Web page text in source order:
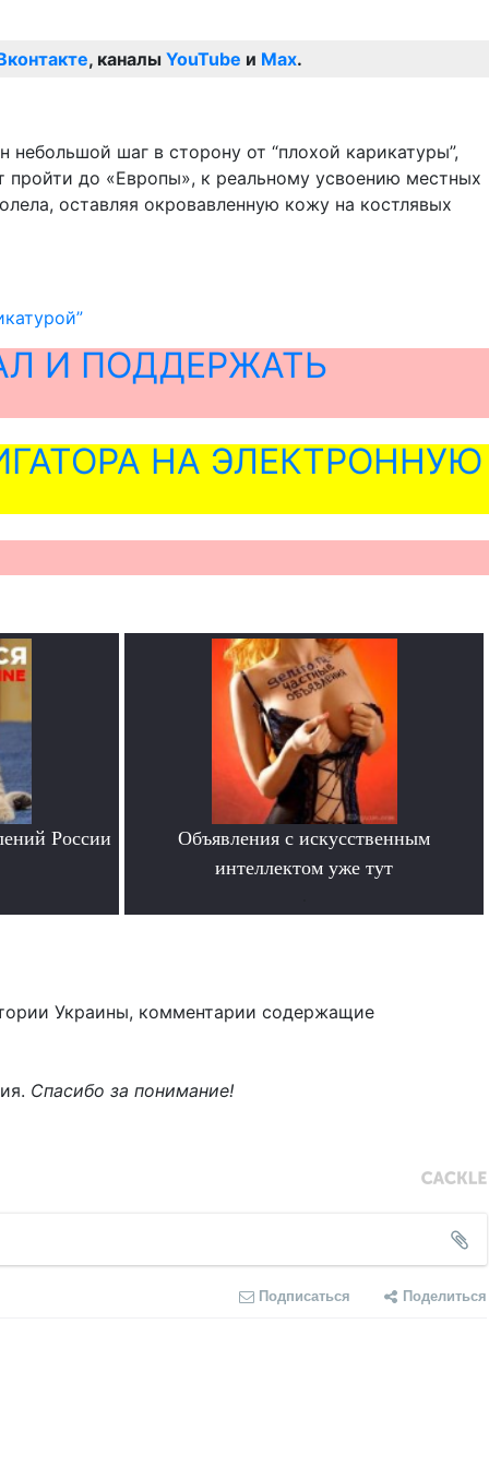
, каналы YouTube и Max.
шаг в сторону от “плохой карикатуры”,
пройти до «Европы», к реальному усвоению местных
оставляя окровавленную кожу на костлявых
И ПОДДЕРЖАТЬ
НА ЭЛЕКТРОННУЮ
России
Объявления с искусственным
интеллектом уже тут
Украины, комментарии содержащие
Спасибо за понимание!
Подписаться Поделиться